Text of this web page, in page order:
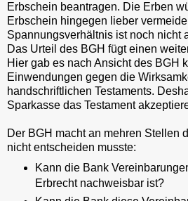
Erbschein beantragen. Die Erben
Erbschein hingegen lieber
Spannungsverhältnis ist noch nicht
Das Urteil des BGH fügt einen
Hier gab es nach Ansicht des BGH
Einwendungen gegen die
handschriftlichen Testaments.
Sparkasse das Testament
Der BGH macht an mehren Stellen
nicht entscheiden musste:
Kann die Bank
Erbrecht nachweisbar ist?